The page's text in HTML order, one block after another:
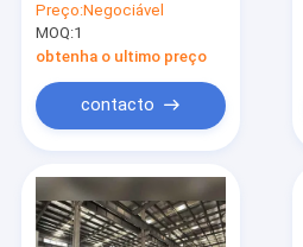
enrolamento do
transformador de
poder da alta tensão
LV
Preço:Negociável
MOQ:1
obtenha o ultimo preço
contacto